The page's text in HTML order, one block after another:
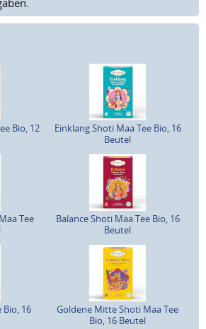
Bio, 12
Einklang Shoti Maa Tee Bio, 16
Beutel
Tee
Balance Shoti Maa Tee Bio, 16
Beutel
Bio, 16
Goldene Mitte Shoti Maa Tee
Bio, 16 Beutel